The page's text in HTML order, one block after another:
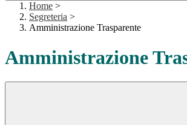
Home >
Segreteria >
Amministrazione Trasparente
Amministrazione